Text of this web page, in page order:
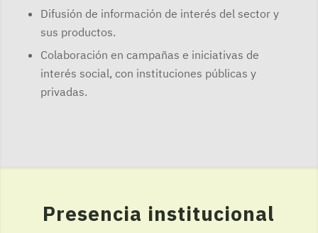
Difusión de información de interés del sector y
sus productos.
Colaboración en campañas e iniciativas de
interés social, con instituciones públicas y
privadas.
Presencia institucional